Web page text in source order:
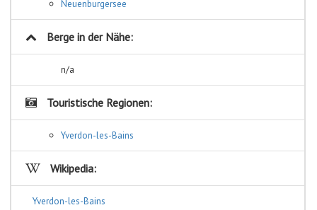
Neuenburgersee
Berge in der Nähe:
n/a
Touristische Regionen:
Yverdon-les-Bains
Wikipedia:
Yverdon-les-Bains